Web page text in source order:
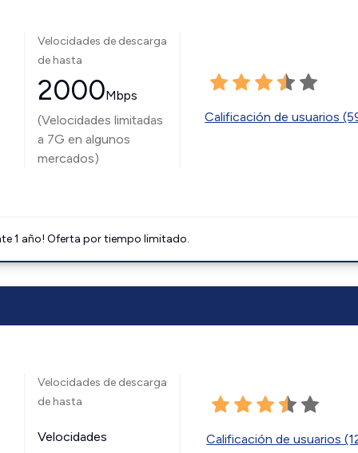
Velocidades de descarga
de hasta
2000Mbps
(Velocidades limitadas
a 7G en algunos
mercados)
Calificación de usuarios
1 año! Oferta por tiempo limitado.
Velocidades de descarga
de hasta
Velocidades
Calificación de usuarios